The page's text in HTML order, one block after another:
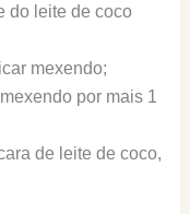
do leite de coco
mexendo;
por mais 1
de leite de coco,